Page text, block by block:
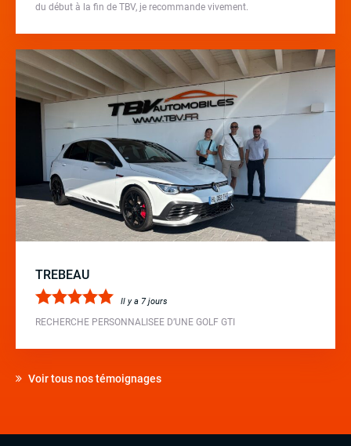
du début à la fin de TBV, je recommande vivement.
TREBEAU
Il y a 7 jours
RECHERCHE PERSONNALISEE D’UNE GOLF GTI
Voir tous nos témoignages